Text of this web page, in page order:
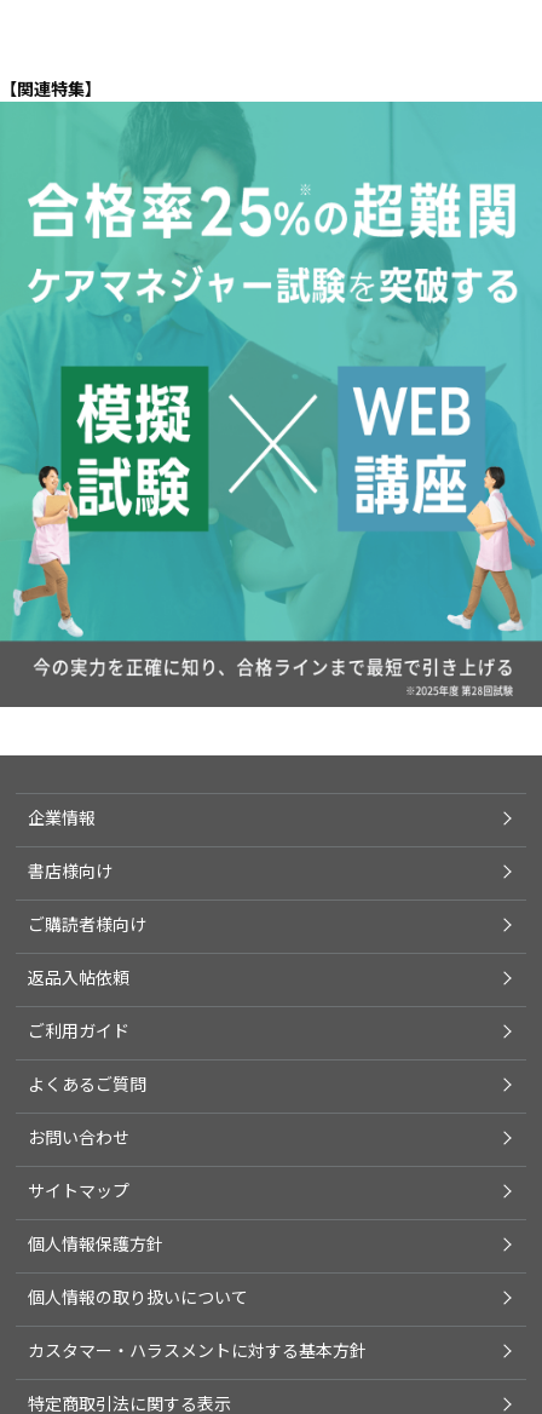
【関連特集】
企業情報
書店様向け
ご購読者様向け
返品入帖依頼
ご利用ガイド
よくあるご質問
お問い合わせ
サイトマップ
個人情報保護方針
個人情報の取り扱いについて
カスタマー・ハラスメントに対する基本方針
特定商取引法に関する表示